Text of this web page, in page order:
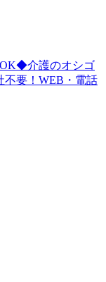
介護のオシゴ
不要！WEB・電話